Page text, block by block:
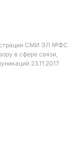
СМИ ЭЛ №ФС
в сфере связи,
23.11.2017